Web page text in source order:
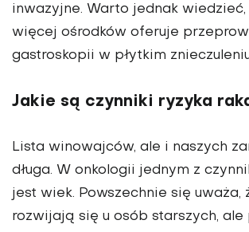
inwazyjne. Warto jednak wiedzieć,
więcej ośrodków oferuje
gastroskopii w płytkim
Jakie są czynniki ryzyka
Lista winowajców, ale i naszych
długa. W onkologii jednym z
jest wiek. Powszechnie się uważa,
rozwijają się u osób starszych, ale